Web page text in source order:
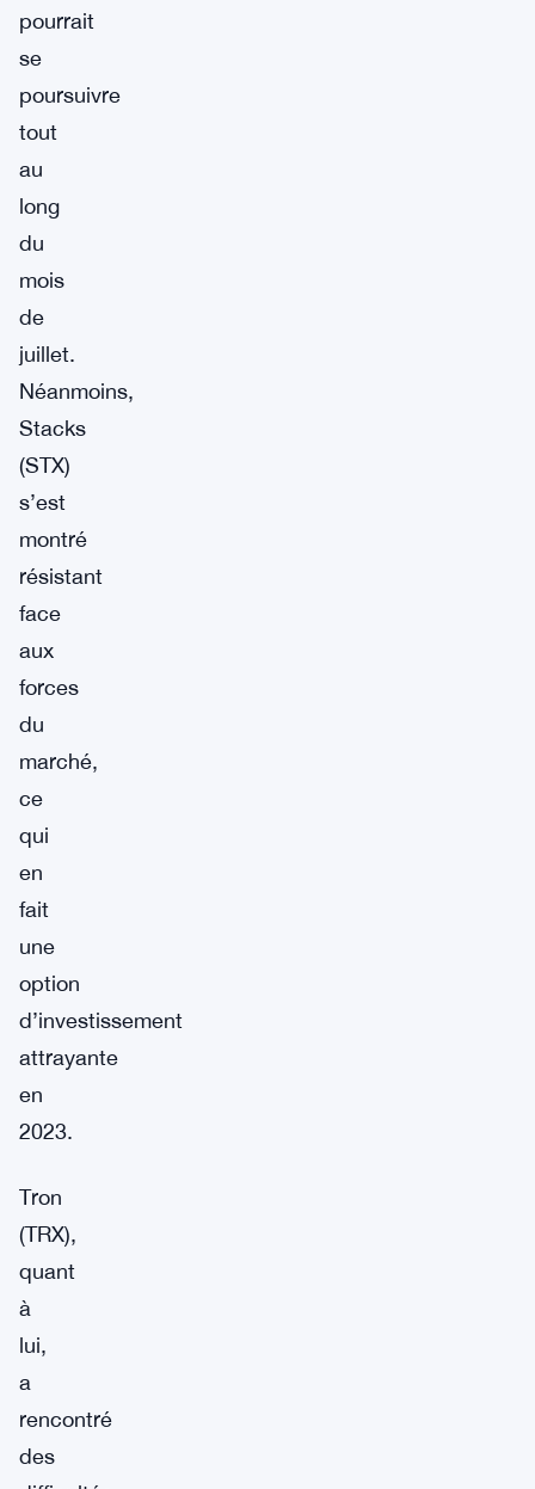
pourrait
se
poursuivre
tout
au
long
du
mois
de
juillet.
Néanmoins,
Stacks
(STX)
s’est
montré
résistant
face
aux
forces
du
marché,
ce
qui
en
fait
une
option
d’investissement
attrayante
en
2023.
Tron
(TRX),
quant
à
lui,
a
rencontré
des